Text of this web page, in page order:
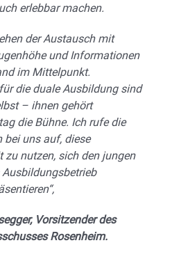
erlebbar machen.
der Austausch mit
und Informationen
im Mittelpunkt.
die duale Ausbildung sind
– ihnen gehört
die Bühne. Ich rufe die
bei uns auf, diese
zu nutzen, sich den jungen
Vorsitzender des
Rosenheim.